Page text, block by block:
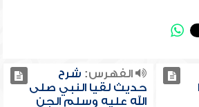
الفهرس: شرح
حديث لقيا النبي صلى
الله عليه وسلم الجن